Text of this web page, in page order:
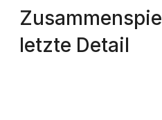
letzte Detail